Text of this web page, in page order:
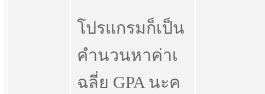
โปรแกรมก็เป็น
คำนวนหาค่าเ
ฉลี่ย GPA นะค